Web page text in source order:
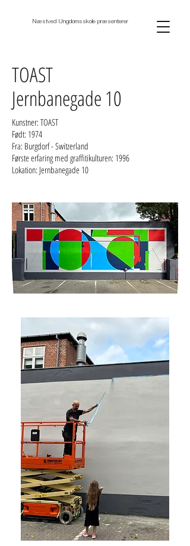
Næstved Ungdomsskole præsenterer
TOAST
Jernbanegade 10
Kunstner: TOAST
Født: 1974
Fra: Burgdorf - Switzerland
Første erfaring med graffitikulturen: 1996
Lokation: Jernbanegade 10